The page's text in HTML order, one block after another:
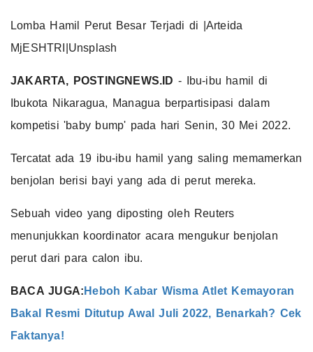
Lomba Hamil Perut Besar Terjadi di |Arteida
MjESHTRI|Unsplash
JAKARTA, POSTINGNEWS.ID - Ibu-ibu hamil di
Ibukota Nikaragua, Managua berpartisipasi dalam
kompetisi 'baby bump' pada hari Senin, 30 Mei 2022.
Tercatat ada 19 ibu-ibu hamil yang saling memamerkan
benjolan berisi bayi yang ada di perut mereka.
Sebuah video yang diposting oleh Reuters
menunjukkan koordinator acara mengukur benjolan
perut dari para calon ibu.
BACA JUGA: Heboh Kabar Wisma Atlet Kemayoran
Bakal Resmi Ditutup Awal Juli 2022, Benarkah? Cek
Faktanya!